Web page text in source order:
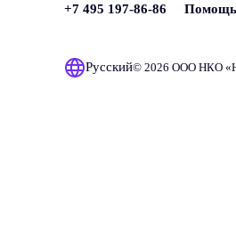
+7 495 197-86-86 Помощь
Русский© 2026 ООО НКО «